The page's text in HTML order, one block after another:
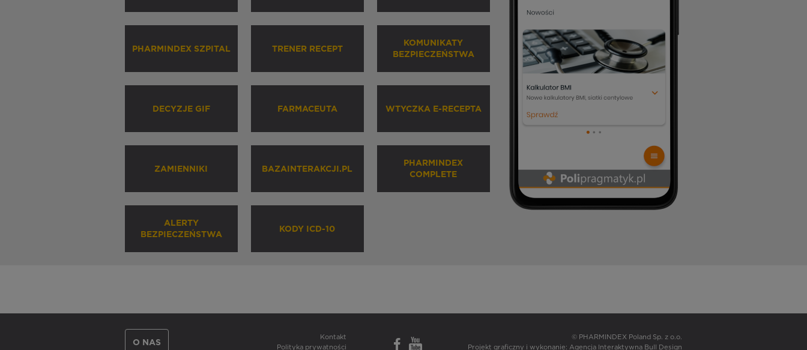
PHARMINDEX SZPITAL TRENER RECEPT
KOMUNIKATY
BEZPIECZEŃSTWA
DECYZJE GIF FARMACEUTA WTYCZKA E-RECEPTA
ZAMIENNIKI BAZAINTERAKCJI.PL
PHARMINDEX
COMPLETE
ALERTY
BEZPIECZEŃSTWA
KODY ICD-10
O NAS
Kontakt
Polityka prywatności
© PHARMINDEX Poland Sp. z o.o.
Projekt graficzny i wykonanie: Agencja Interaktywna Bull Design